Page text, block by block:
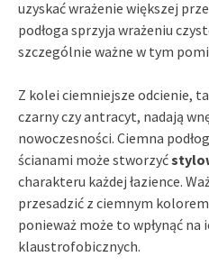
uzyskać wrażenie większej
podłoga sprzyja wrażeniu
szczególnie ważne w tym
Z kolei ciemniejsze odcienie,
czarny czy antracyt, nadają
nowoczesności. Ciemna
ścianami może stworzyć
charakteru każdej łazience.
przesadzić z ciemnym
ponieważ może to wpłynąć
klaustrofobicznych.